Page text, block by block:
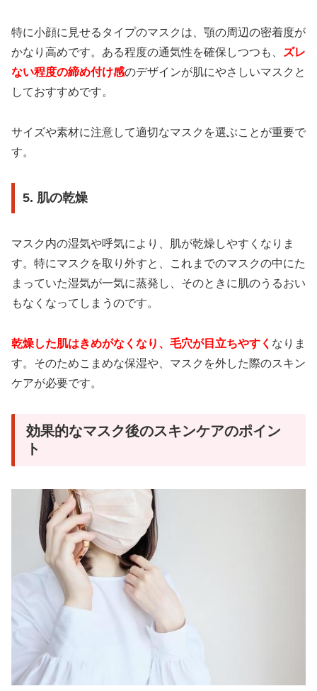
特に小顔に見せるタイプのマスクは、顎の周辺の密着度が
かなり高めです。ある程度の通気性を確保しつつも、
ズレ
ない程度の締め付け感のデザインが肌にやさしいマスクと
しておすすめです。
サイズや素材に注意して適切なマスクを選ぶことが重要で
す。
5. 肌の乾燥
マスク内の湿気や呼気により、肌が乾燥しやすくなりま
す。特にマスクを取り外すと、これまでのマスクの中にた
まっていた湿気が一気に蒸発し、そのときに肌のうるおい
もなくなってしまうのです。
乾燥した肌はきめがなくなり、毛穴が目立ちやすく なりま
す。そのためこまめな保湿や、マスクを外した際のスキン
ケアが必要です。
効果的なマスク後のスキンケアのポイン
ト